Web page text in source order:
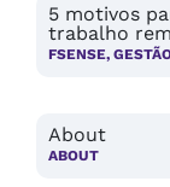
5 motivos
trabalho
FSENSE,
About
ABOUT